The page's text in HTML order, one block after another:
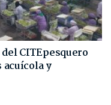
CITEpesquero
acuícola y